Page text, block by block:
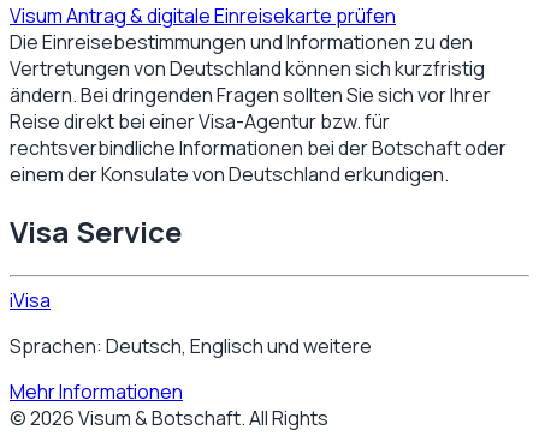
Visum Antrag & digitale Einreisekarte prüfen
Die Einreisebestimmungen und Informationen zu den
Vertretungen vonDeutschlandkönnen sich kurzfristig
ändern. Bei dringenden Fragen sollten Sie sich vor Ihrer
Reise direkt bei einer Visa-Agentur bzw. für
rechtsverbindliche Informationen bei der Botschaft oder
einem der Konsulate vonDeutschlanderkundigen.
Visa Service
iVisa
Sprachen: Deutsch, Englisch und weitere
Mehr Informationen
©2026Visum & Botschaft. All Rights